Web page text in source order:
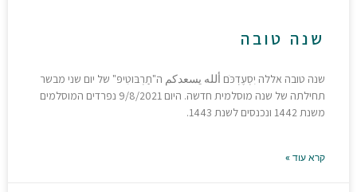
שנה טובה
שנה טובה אללה יִסְעֶדְכֹּם ألله يسعدكم ה"תַרְבּוטִיפּ" של יום שני מבשר
תחילתה של שנה מוסלמית חדשה. היום 9/8/2021 נפרדים המוסלמים
משנת 1442 ונכנסים לשנת 1443.
קרא עוד »